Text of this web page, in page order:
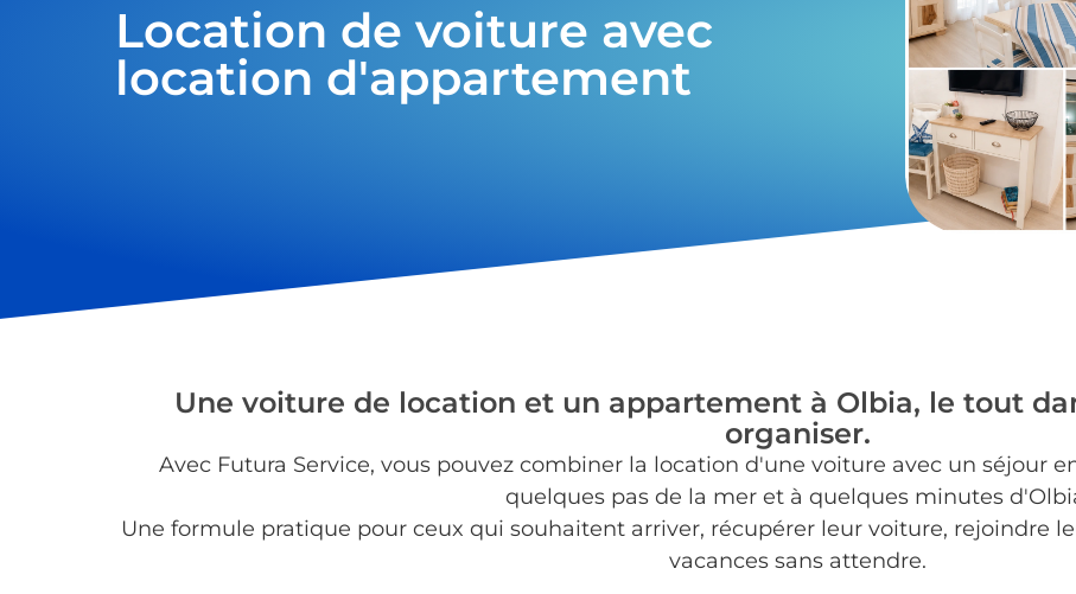
Location de voiture avec
location d'appartement
Une voiture de location et un appartement à Olbia, le tout
organiser.
Avec Futura Service, vous pouvez combiner la location d'une voiture avec un séjour
quelques pas de la mer et à quelques minutes
Une formule pratique pour ceux qui souhaitent arriver, récupérer leur voiture, rejoindre
vacances sans attendre.